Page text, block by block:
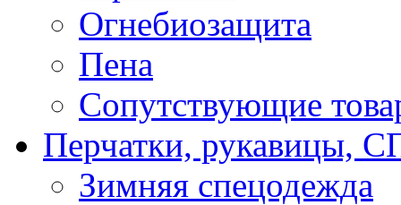
Огнебиозащита
Пена
Сопутствующие
Перчатки,
Зимняя спецодежда